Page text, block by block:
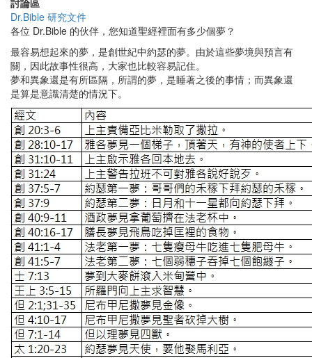
譜
討論區
Dr.Bible 研究文件
各位 Dr.Bible 的伙伴，您知道聖經裡面有多少個夢？
最容易想起來的夢，是創世紀中約瑟的夢。由於這些夢境與預言有
關，因此故事性很高，大家也比較容易記住。
夢和異象還是有所區隔，所謂的夢，是睡著之後的事情；而異象還
是算是意識清楚的情況下。